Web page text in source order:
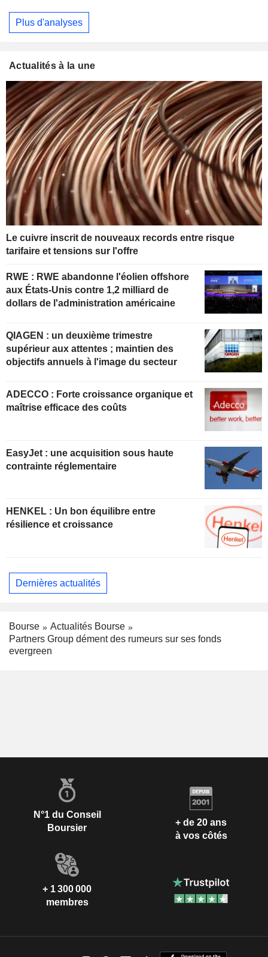
Plus d'analyses
Actualités à la une
Le cuivre inscrit de nouveaux records entre risque
tarifaire et tensions sur l'offre
RWE : RWE abandonne l'éolien offshore
aux États-Unis contre 1,2 milliard de
dollars de l'administration américaine
QIAGEN : un deuxième trimestre
supérieur aux attentes ; maintien des
objectifs annuels à l'image du secteur
ADECCO : Forte croissance organique et
maîtrise efficace des coûts
EasyJet : une acquisition sous haute
contrainte réglementaire
HENKEL : Un bon équilibre entre
résilience et croissance
Dernières actualités
Bourse
Actualités Bourse
Partners Group dément des rumeurs sur ses fonds
evergreen
N°1 du Conseil
Boursier
+ de 20 ans
à vos côtés
+ 1 300 000
membres